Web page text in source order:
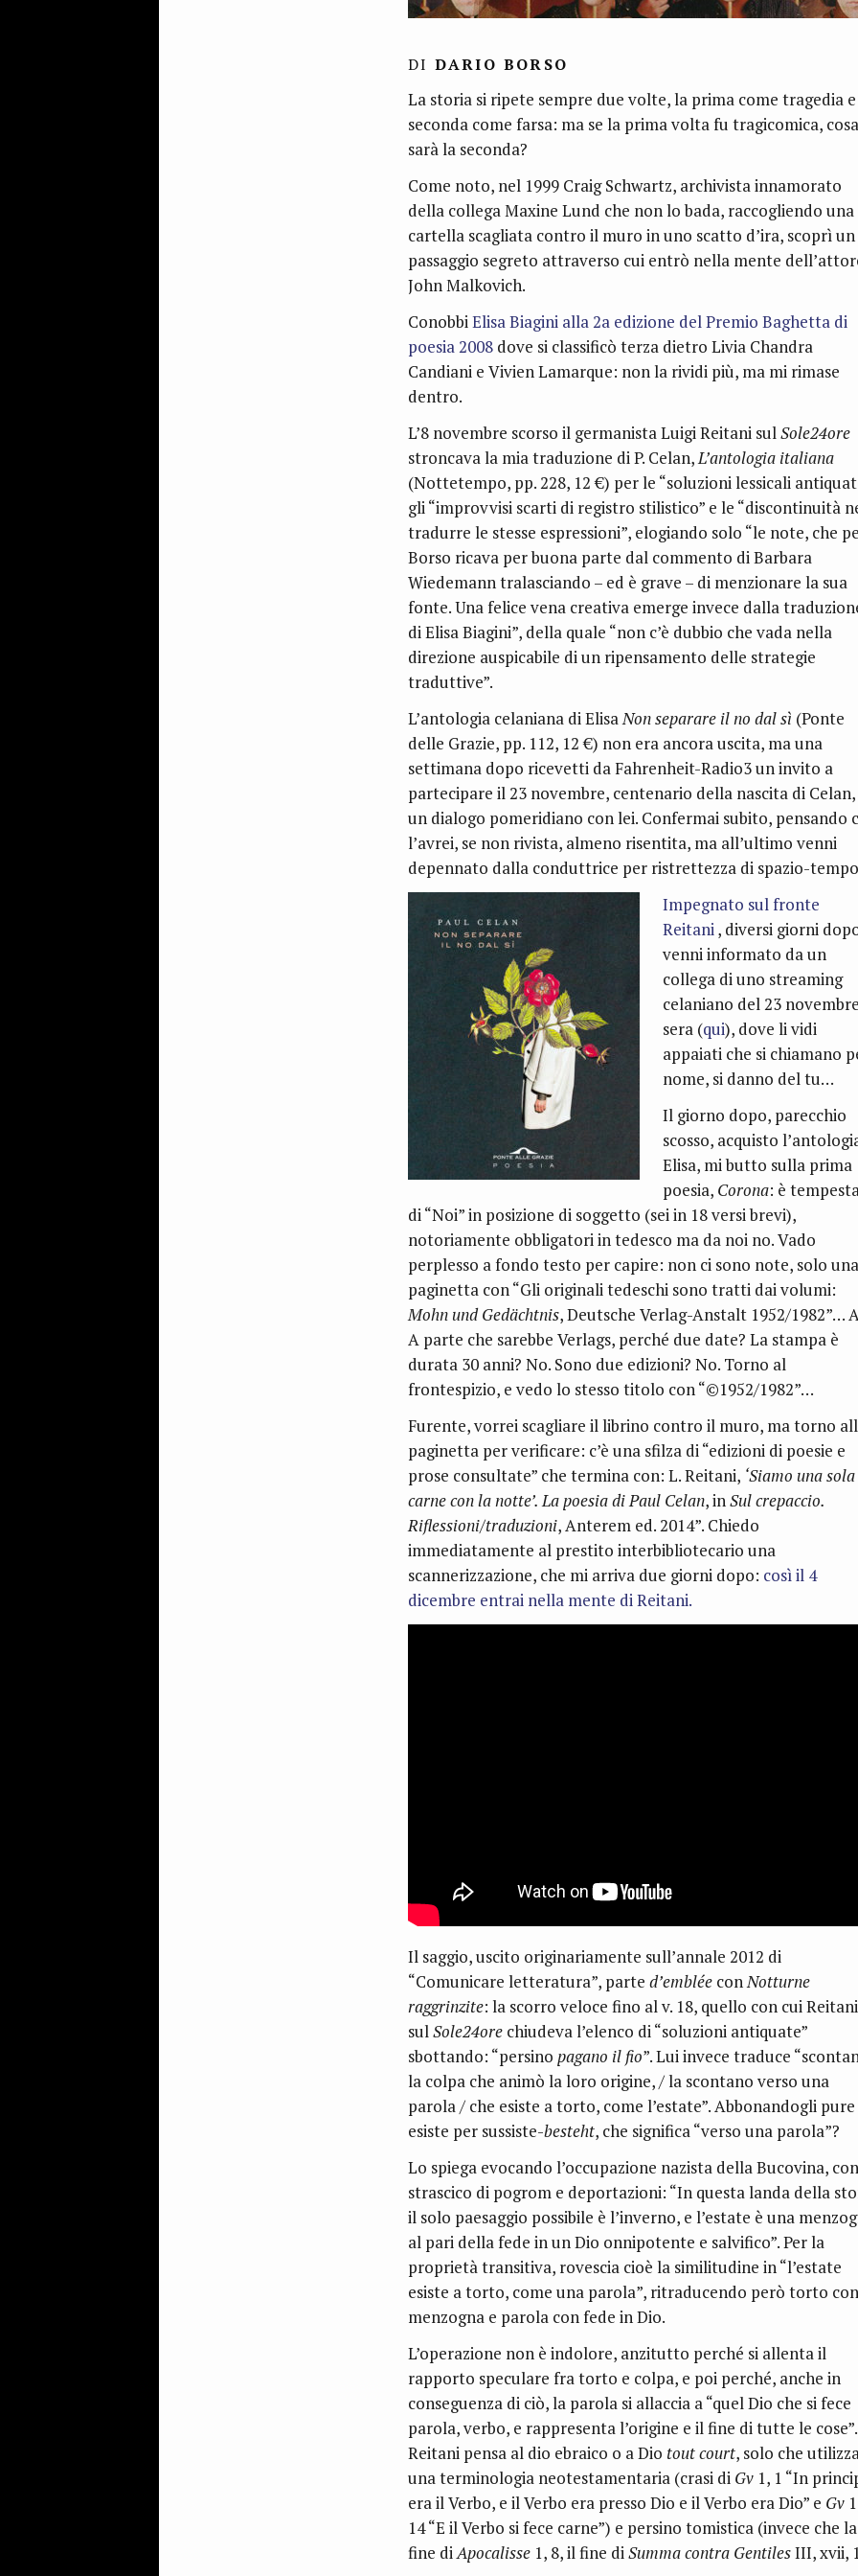
DIDARIO BORSO
La storia si ripete sempre due volte, la prima come tragedia
seconda come farsa: ma se la prima volta fu tragicomica, cosa
sarà la seconda?
Come noto, nel 1999 Craig Schwartz, archivista innamorato
della collega Maxine Lund che non lo bada, raccogliendo una
cartella scagliata contro il muro in uno scatto d’ira, scoprì un
passaggio segreto attraverso cui entrò nella mente
John Malkovich.
ConobbiElisa Biagini alla 2a edizione del Premio Baghetta di
poesia 2008 dove si classificò terza dietro Livia Chandra
Candiani e Vivien Lamarque: non la rividi più, ma mi rimase
dentro.
L’8 novembre scorso il germanista Luigi Reitani sulSole24ore
stroncava la mia traduzione di P. Celan,L’antologia italiana
(Nottetempo, pp. 228, 12€) per le “soluzioni lessicali
gli “improvvisi scarti di registro stilistico” e le “discontinuità
tradurre le stesse espressioni”, elogiando solo “le note, che
Borso ricava per buona parte dal commento di Barbara
Wiedemann tralasciando – ed è grave – di menzionare la sua
fonte. Una felice vena creativa emerge invece dalla
di Elisa Biagini”, della quale “non c’è dubbio che vada nella
direzione auspicabile di un ripensamento delle strategie
traduttive”.
L’antologia celaniana di ElisaNon separare il no dal sì (Ponte
delle Grazie, pp. 112, 12€) non era ancora uscita, ma una
settimana dopo ricevetti da Fahrenheit-Radio3 un invito a
partecipare il 23 novembre, centenario della nascita di Celan,
un dialogo pomeridiano con lei. Confermai subito, pensando
l’avrei, se non rivista, almeno risentita, ma all’ultimo venni
depennato dalla conduttrice per ristrettezza di spazio-
Impegnato sul fronte
Reitani, diversi giorni
venni informato da un
collega di uno streaming
celaniano del 23 novembre
sera (qui), dove li vidi
appaiati che si chiamano
nome, si danno del tu…
Il giorno dopo, parecchio
scosso, acquisto
Elisa, mi butto sulla prima
poesia, Corona: è
di “Noi” in posizione di soggetto (sei in 18 versi brevi),
notoriamente obbligatori in tedesco ma da noi no. Vado
perplesso a fondo testo per capire: non ci sono note, solo una
paginetta con “Gli originali tedeschi sono tratti dai volumi:
Mohn und Gedächtnis, Deutsche Verlag-Anstalt 1952/1982”…
A parte che sarebbe Verlags, perché due date? La stampa è
durata 30 anni? No. Sono due edizioni? No. Torno al
frontespizio, e vedo lo stesso titolo con “©1952/1982”…
Furente, vorrei scagliare il librino contro il muro, ma torno
paginetta per verificare: c’è una sfilza di “edizioni di poesie e
prose consultate” che termina con: L. Reitani, ‘Siamo una sola
carne con la notte’. La poesia di Paul Celan, inSul crepaccio.
Riflessioni/traduzioni, Anterem ed. 2014”. Chiedo
immediatamente al prestito interbibliotecario una
scannerizzazione, che mi arriva due giorni dopo: così il 4
dicembre entrai nella mente di Reitani.
Il saggio, uscito originariamente sull’annale 2012 di
“Comunicare letteratura”, parte d’emblée conNotturne
raggrinzite: la scorro veloce fino al v. 18, quello con cui Reitani
sulSole24ore chiudeva l’elenco di “soluzioni antiquate”
sbottando: “persino pagano il fio”. Luiinvece traduce
la colpa che animò la loro origine, / la scontano verso una
parola / che esiste a torto, come l’estate”. Abbonandogli
esiste per sussiste-besteht, che significa “verso una parola”?
Lo spiega evocando l’occupazione nazista della Bucovina, con
strascico di pogrom e deportazioni: “In questa landa della
il solo paesaggio possibile è l’inverno, e l’estate è una
al pari della fede in un Dio onnipotente e salvifico”. Per la
proprietà transitiva, rovescia cioè la similitudine in “l’estate
esiste a torto, come una parola”, ritraducendo però torto con
menzogna e parola con fede in Dio.
L’operazione non è indolore, anzitutto perché si allenta il
rapporto speculare fra torto e colpa, e poi perché, anche in
conseguenza di ciò, la parola si allaccia a “quel Dio che si fece
parola, verbo, e rappresenta l’origine e il fine di tutte le cose”.
Reitani pensa al dio ebraico o a Dio tout court, solo che
una terminologia neotestamentaria (crasi di Gv 1, 1 “In
era il Verbo, e il Verbo era presso Dio e il Verbo era Dio” e Gv
14 “E il Verbo si fece carne”) e persino tomistica (invece che la
fine diApocalisse 1, 8, il fine diSumma contra GentilesIII, xvii,